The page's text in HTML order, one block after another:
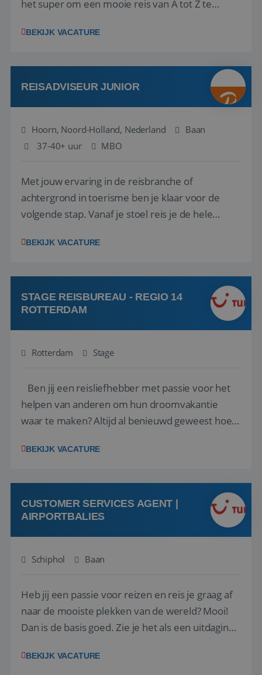
het super om een mooie reis van A tot Z te
vakantiegangers de meest prachtige plekjes op
werken: of het nu gaat om vragen ...
BEKIJK VACATURE
REISADVISEUR JUNIOR
Hoorn, Noord-Holland, Nederland
Baan
37-40+ uur
MBO
Met jouw ervaring in de reisbranche of
achtergrond in toerisme ben je klaar voor de
volgende stap. Vanaf je stoel reis je de hele
wensen van je team, je klant en wat er in de
klanten te overtuigen om die droomreis te
boeken! ...
BEKIJK VACATURE
STAGE REISBUREAU - REGIO 14
ROTTERDAM
Rotterdam Stage
Ben jij een reisliefhebber met passie voor het
helpen van anderen om hun droomvakantie
waar te maken? Altijd al benieuwd geweest hoe
van de grootste reisorganisaties? Dan is een
op zoek naar een enthousiaste, leergie...
BEKIJK VACATURE
CUSTOMER SERVICES AGENT |
AIRPORTBALIES
Schiphol Baan
Heb jij een passie voor reizen en reis je graag af
naar de mooiste plekken van de wereld? Mooi!
Dan is de basis goed. Zie je het als een uitdaging
het samenstellen en boeken van de perfecte
BEKIJK VACATURE